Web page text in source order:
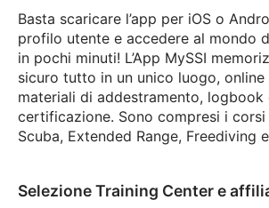
Basta scaricare l’app per iOS o
profilo utente e accedere al mondo
in pochi minuti! L’App MySSI
sicuro tutto in un unico luogo,
materiali di addestramento, logbook
certificazione. Sono compresi i corsi
Scuba, Extended Range, Freediving
Selezione Training Center e